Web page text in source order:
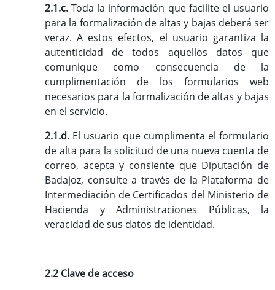
2.1.c.Toda la información que facilite el usuario
para la formalización de altas y bajas deberá ser
veraz. A estos efectos, el usuario garantiza la
autenticidad de todos aquellos datos que
comunique como consecuencia de la
cumplimentación de los formularios web
necesarios para la formalización de altas y bajas
en el servicio.
2.1.d. El usuario que cumplimenta el formulario
de alta para la solicitud de una nueva cuenta de
correo, acepta y consiente que Diputación de
Badajoz, consulte a través de la Plataforma de
Intermediación de Certificados del Ministerio de
Hacienda y Administraciones Públicas, la
veracidad de sus datos de identidad.
2.2 Clave de acceso